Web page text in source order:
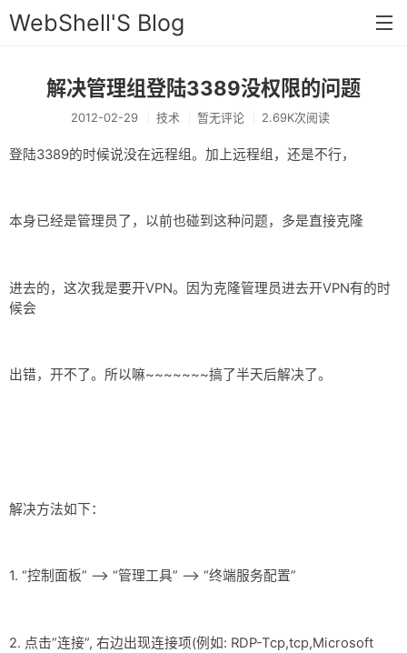
WebShell'S Blog
首页
分类
安全
技术
留言
解决管理组登陆3389没权限的问题
2012-02-29 技术 暂无评论 2.69K次阅读
登陆3389的时候说没在远程组。加上远程组，还是不行，
本身已经是管理员了，以前也碰到这种问题，多是直接克隆
进去的，这次我是要开VPN。因为克隆管理员进去开VPN有的时
候会
出错，开不了。所以嘛~~~~~~~搞了半天后解决了。
解决方法如下：
1. “控制面板” –> “管理工具” –> “终端服务配置”
2. 点击”连接”, 右边出现连接项(例如: RDP-Tcp,tcp,Microsoft